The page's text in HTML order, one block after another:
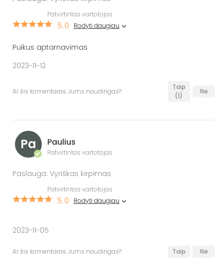
Patvirtintas vartotojas
5.0 Rodyti daugiau
Puikus aptarnavimas
2023-11-12
Ar šis komentaras Jums naudingas?
Taip
(1)
Ne
Pa
✔
Paulius
Patvirtintas vartotojas
Paslauga: Vyriškas kirpimas
Patvirtintas vartotojas
5.0 Rodyti daugiau
2023-11-05
Ar šis komentaras Jums naudingas? Taip Ne